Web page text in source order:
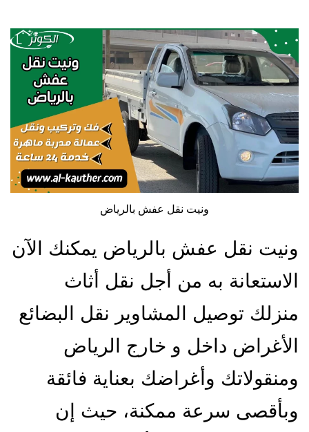
ونيت نقل عفش بالرياض
ونيت نقل عفش بالرياض يمكنك الآن
الاستعانة به من أجل نقل أثاث
منزلك توصيل المشاوير نقل البضائع
الأغراض داخل و خارج الرياض
ومنقولاتك وأغراضك بعناية فائقة
وبأقصى سرعة ممكنة، حيث إن